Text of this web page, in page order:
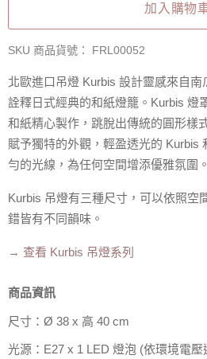
加入購物
SKU 商品貨號： FRL00052
北歐進口吊燈 Kurbis 設計靈感來自南
詮釋日式經典的和紙燈籠。 Kurbis 燈
和紙精心製作，跳脫出傳統的圓形樣
賦予獨特的外觀，輕盈透光的 Kurbis
勻的光線，為任何空間增添優雅氛圍。
Kurbis 吊燈有三種尺寸，可以依照空
錯皆有不同韻味。
→ 查看 Kurbis 吊燈系列
商品資訊
尺寸：Ø 38 x 高 40 cm
光源：E27 x 1 LED 燈泡 (依環境電